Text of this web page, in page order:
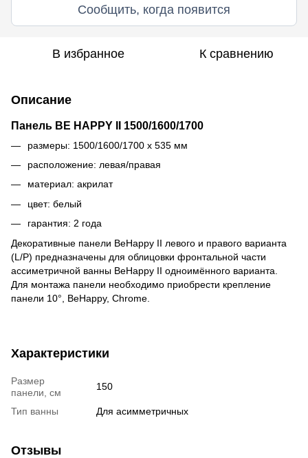
Сообщить, когда появится
В избранное К сравнению
Описание
Панель BE HAPPY II 1500/1600/1700
размеры: 1500/1600/1700 x 535 мм
расположение: левая/правая
материал: акрилат
цвет: белый
гарантия: 2 года
Декоративные панели BeHappy II левого и правого варианта
(L/P) предназначены для облицовки фронтальной части
ассиметричной ванны BeHappy II одноимённого варианта.
Для монтажа панели необходимо приобрести кpепление
панели 10°, BeHappy, Chrome.
Характеристики
Размер
панели, см
150
Тип ванны Для асимметричных
Отзывы